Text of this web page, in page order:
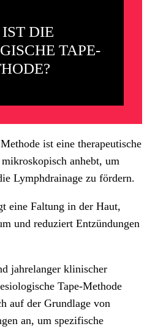
DIE
TAPE-
Methode ist eine therapeutische
anhebt, um
Lymphdrainage zu fördern.
eine Faltung in der Haut,
und reduziert Entzündungen
jahrelanger klinischer
Tape-Methode
auf der Grundlage von
an, um spezifische